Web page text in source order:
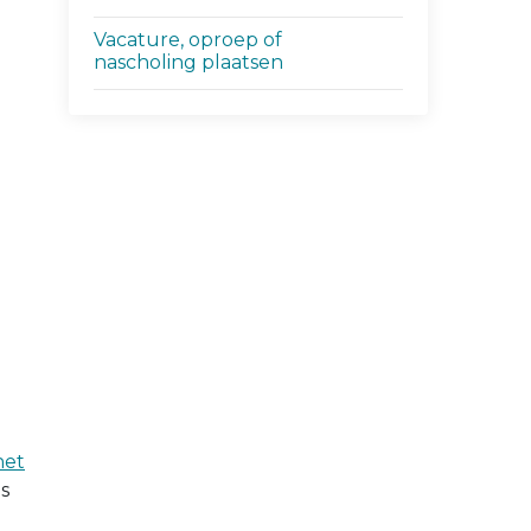
Vacature, oproep of
nascholing plaatsen